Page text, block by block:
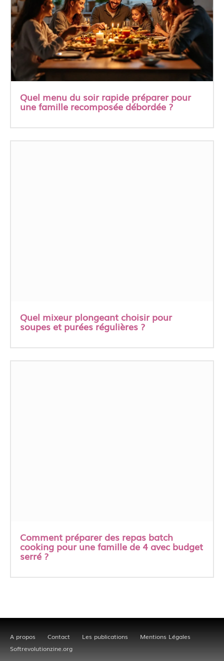
Quel menu du soir rapide préparer pour
une famille recomposée débordée ?
Quel mixeur plongeant choisir pour
soupes et purées régulières ?
Comment préparer des repas batch
cooking pour une famille de 4 avec budget
serré ?
A propos Contact Les publications
Mentions Légales
Softrevolutionzine.org